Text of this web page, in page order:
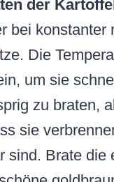
der
bei konstanter
Die
um sie
zu braten,
sie
sind. Brate die